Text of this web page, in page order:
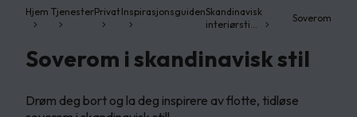
Hjem TjenesterPrivatInspirasjonsguidenSkandinavisk
interiørsti…
Soverom
Soverom i skandinavisk stil
Drøm deg bort og la deg inspirere av flotte, tidløse